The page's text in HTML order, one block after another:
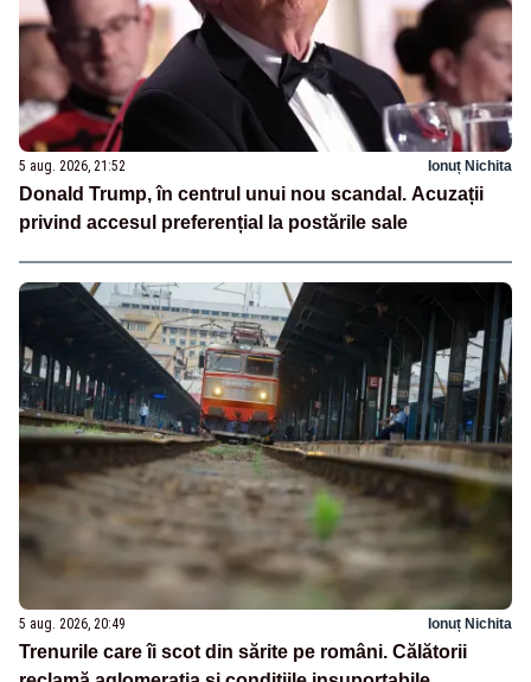
5 aug. 2026, 21:52 Ionuț Nichita
Donald Trump, în centrul unui nou scandal. Acuzații
privind accesul preferențial la postările sale
5 aug. 2026, 20:49 Ionuț Nichita
Trenurile care îi scot din sărite pe români. Călătorii